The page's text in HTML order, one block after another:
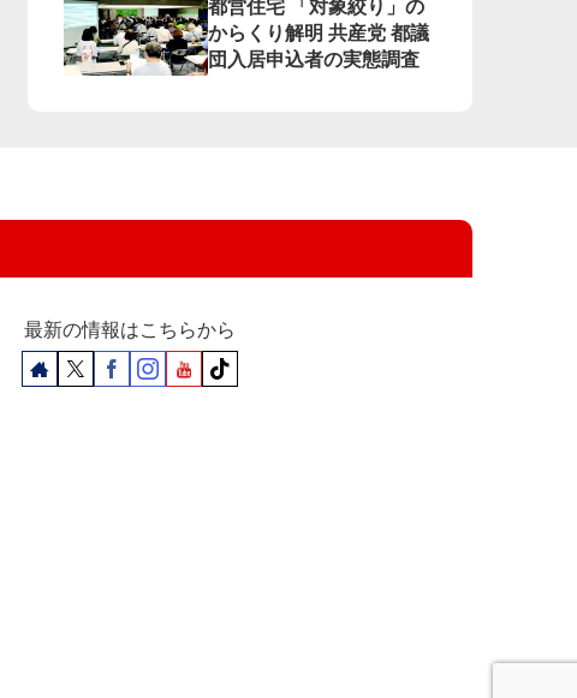
都営住宅 「対象絞り」の
からくり解明 共産党 都議
団入居申込者の実態調査
最新の情報はこちらから